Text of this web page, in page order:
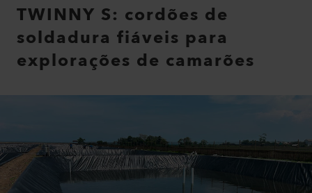
TWINNY S: cordões de
soldadura fiáveis para
explorações de camarões